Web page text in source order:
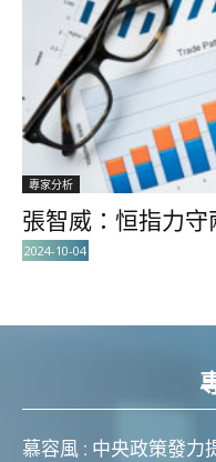
專家分析
張智威：恒指力守
2024-10-04
慕容風 : 中央政策發力